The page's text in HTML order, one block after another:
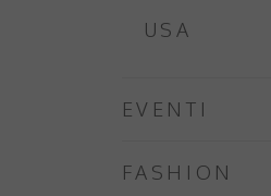
USA
EVENTI
FASHION